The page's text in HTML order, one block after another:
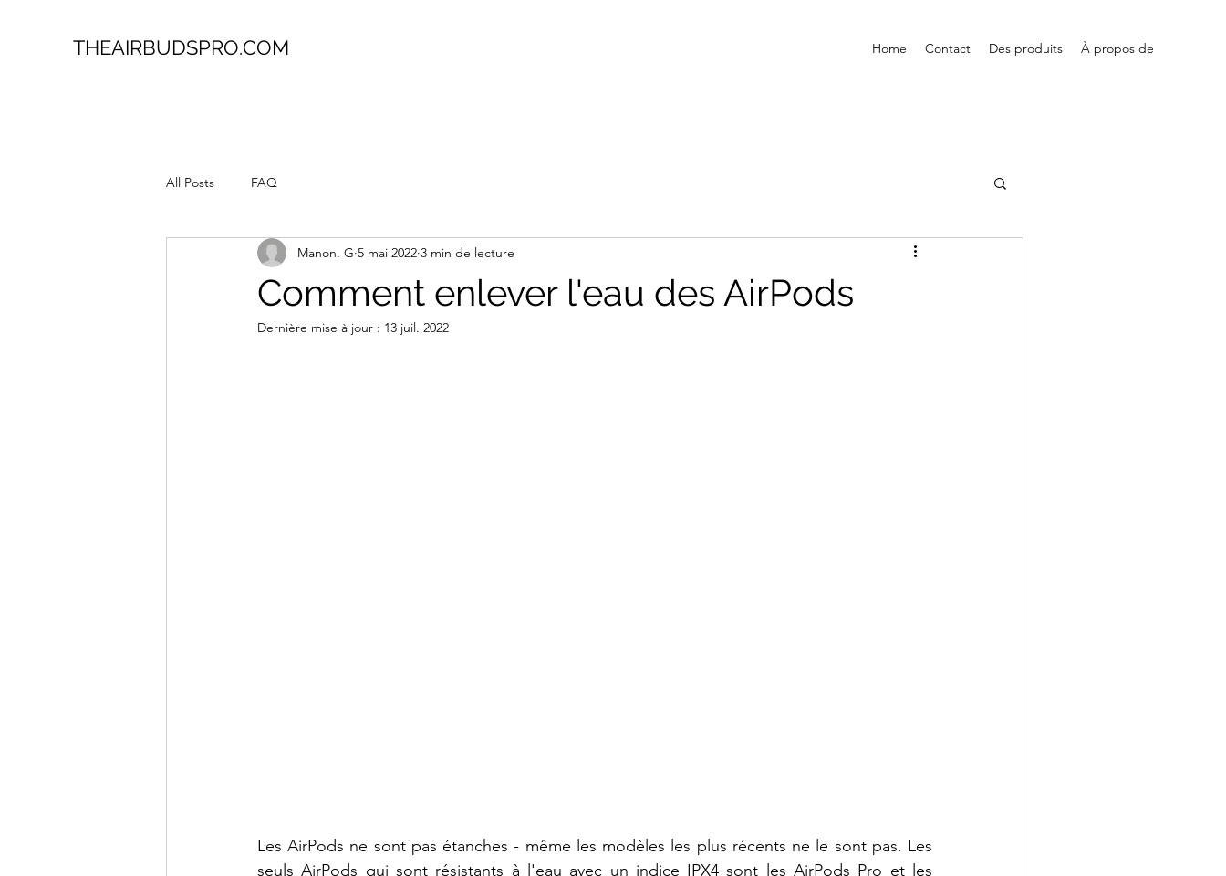
THEAIRBUDSPRO.COM Home Contact Des produits À propos de
All Posts FAQ
Comment enlever l'eau des AirPods
Manon. G 5 mai 2022 3 min de lecture
Dernière mise à jour : 13 juil. 2022
Les AirPods ne sont pas étanches - même les modèles les plus récents ne le sont pas. Les
seuls AirPods qui sont résistants à l'eau avec un indice IPX4 sont les AirPods Pro et les